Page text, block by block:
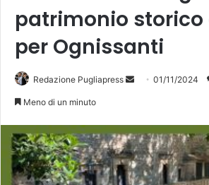
patrimonio storico
per Ognissanti
Redazione Pugliapress
Invia 01/11/2024
Meno di un minuto